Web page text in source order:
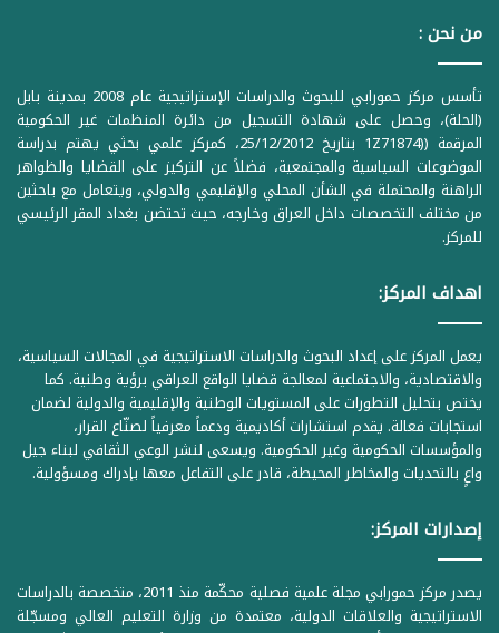
من نحن :
تأسس مركز حمورابي للبحوث والدراسات الإستراتيجية عام 2008 بمدينة بابل
(الحلة)، وحصل على شهادة التسجيل من دائرة المنظمات غير الحكومية
المرقمة ((1Z71874 بتاريخ 25/12/2012، كمركز علمي بحثي يهتم بدراسة
الموضوعات السياسية والمجتمعية، فضلاً عن التركيز على القضايا والظواهر
الراهنة والمحتملة في الشأن المحلي والإقليمي والدولي، ويتعامل مع باحثين
من مختلف التخصصات داخل العراق وخارجه، حيث تحتضن بغداد المقر الرئيسي
للمركز.
اهداف المركز:
يعمل المركز على إعداد البحوث والدراسات الاستراتيجية في المجالات السياسية،
والاقتصادية، والاجتماعية لمعالجة قضايا الواقع العراقي برؤية وطنية. كما
يختص بتحليل التطورات على المستويات الوطنية والإقليمية والدولية لضمان
استجابات فعالة. يقدم استشارات أكاديمية ودعماً معرفياً لصنّاع القرار،
والمؤسسات الحكومية وغير الحكومية. ويسعى لنشر الوعي الثقافي لبناء جيل
واعٍ بالتحديات والمخاطر المحيطة، قادر على التفاعل معها بإدراك ومسؤولية.
إصدارات المركز:
يصدر مركز حمورابي مجلة علمية فصلية محكّمة منذ 2011، متخصصة بالدراسات
الاستراتيجية والعلاقات الدولية، معتمدة من وزارة التعليم العالي ومسجّلة